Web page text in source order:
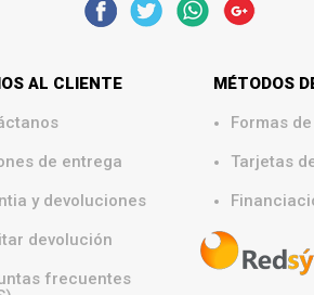
AL CLIENTE
de entrega
y devoluciones
devolución
frecuentes
MÉTODOS
Formas
Tarjetas